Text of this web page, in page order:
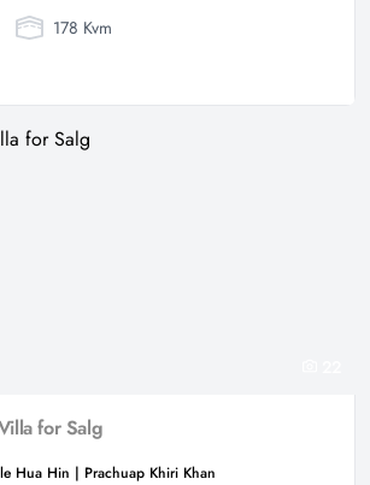
178 Kvm
for Salg
Hua Hin | Prachuap Khiri Khan